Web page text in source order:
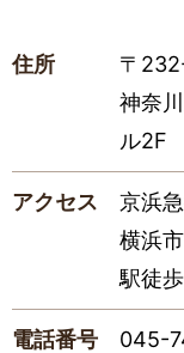
住所
〒
神奈
ル2F
アクセス
京浜
横浜
駅徒
電話番号 045-